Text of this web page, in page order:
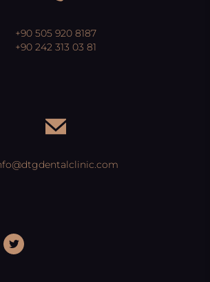
+90 505 920 8187
+90 242 313 03 81